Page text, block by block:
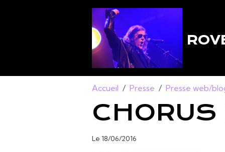
Accueil Presse Presse web/
Le 18/06/2016